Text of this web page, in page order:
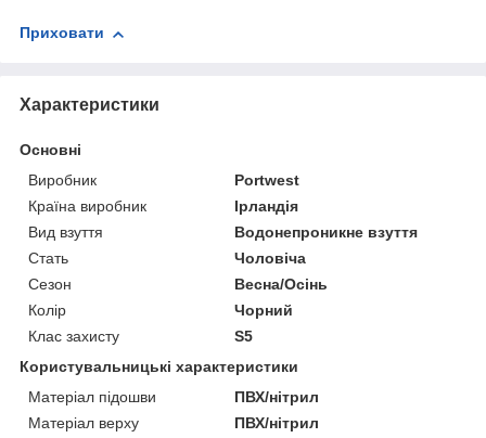
Приховати
Характеристики
Основні
Виробник
Portwest
Країна виробник
Ірландія
Вид взуття
Водонепроникне взуття
Стать
Чоловіча
Сезон
Весна/Осінь
Колір
Чорний
Клас захисту
S5
Користувальницькі характеристики
Матеріал підошви
ПВХ/нітрил
Матеріал верху
ПВХ/нітрил